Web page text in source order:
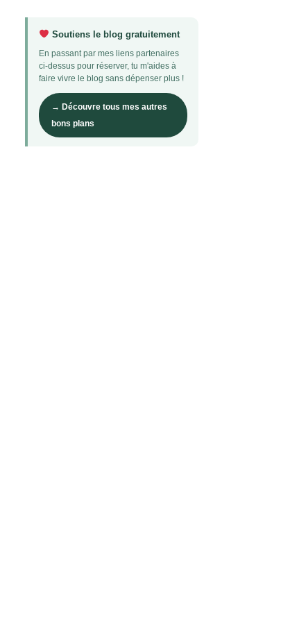
Soutiens le blog gratuitement
En passant par mes liens partenaires
ci-dessus pour réserver, tu m'aides à
faire vivre le blog sans dépenser plus !
→ Découvre tous mes autres
bons plans